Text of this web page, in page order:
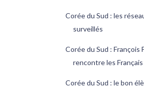
Corée du Sud : les
surveillés
Corée du Sud : François
rencontre les Français
Corée du Sud : le bon